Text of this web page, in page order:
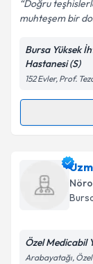
Metni
Doğru
muhteşem bir
Bursa Yüksek
Hastanesi (S)
152 Evler, Prof.
Uzm.
oluşturun.
takvim
Özel Medicabil
Arabayatağı, Özel